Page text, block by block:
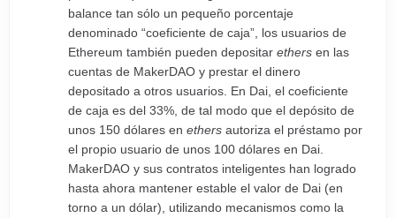
balance tan sólo un pequeño porcentaje
denominado “coeficiente de caja”, los usuarios de
Ethereum también pueden depositarethers en las
cuentas de MakerDAO y prestar el dinero
depositado a otros usuarios. En Dai, el coeficiente
de caja es del 33%, de tal modo que el depósito de
unos 150 dólares enethers autoriza el préstamo por
el propio usuario de unos 100 dólares en Dai.
MakerDAO y sus contratos inteligentes han logrado
hasta ahora mantener estable el valor de Dai (en
torno a un dólar), utilizando mecanismos como la